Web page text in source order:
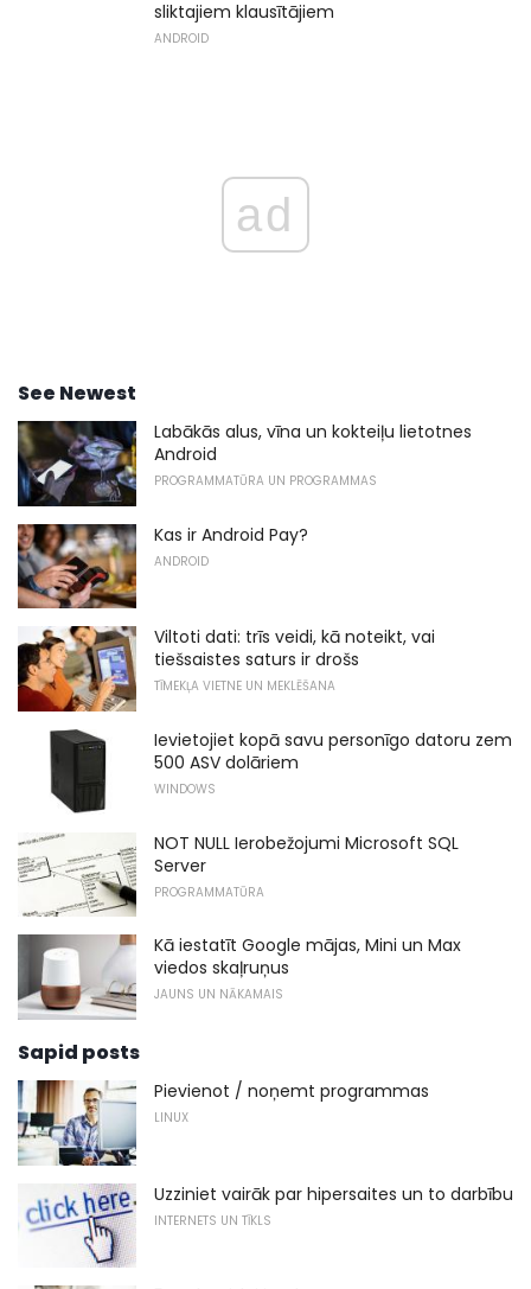
sliktajiem klausītājiem
ANDROID
ad
See Newest
Labākās alus, vīna un kokteiļu lietotnes
Android
PROGRAMMATŪRA UN PROGRAMMAS
Kas ir Android Pay?
ANDROID
Viltoti dati: trīs veidi, kā noteikt, vai
tiešsaistes saturs ir drošs
TĪMEKĻA VIETNE UN MEKLĒŠANA
Ievietojiet kopā savu personīgo datoru zem
500 ASV dolāriem
WINDOWS
NOT NULL Ierobežojumi Microsoft SQL
Server
PROGRAMMATŪRA
Kā iestatīt Google mājas, Mini un Max
viedos skaļruņus
JAUNS UN NĀKAMAIS
Sapid posts
Pievienot / noņemt programmas
LINUX
Uzziniet vairāk par hipersaites un to darbību
INTERNETS UN TĪKLS